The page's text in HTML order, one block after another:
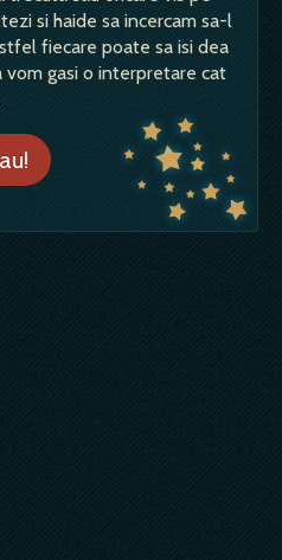
si haide sa incercam sa-l
fiecare poate sa isi dea
vom gasi o interpretare cat